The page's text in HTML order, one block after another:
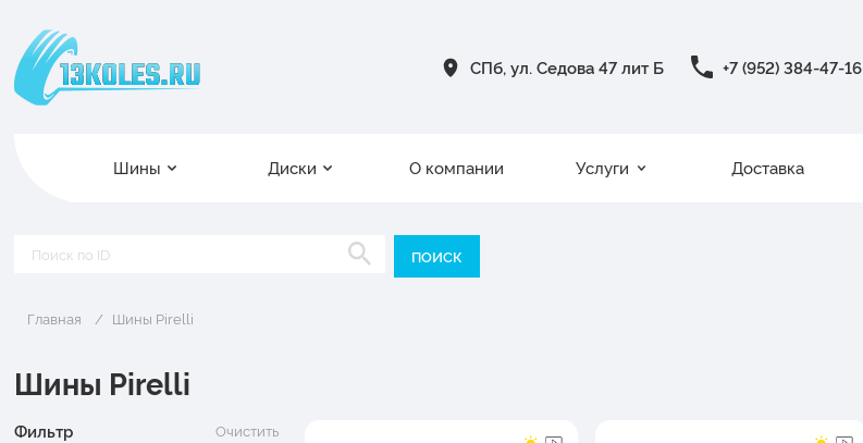
СПб, ул. Седова 47 лит Б +7 (952) 384-47-16
Шины Диски О компании Услуги Доставка
Главная Шины Pirelli
Шины Pirelli
Фильтр Очистить